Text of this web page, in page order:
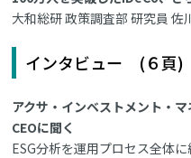
大和総研 政策調査部 研究員 佐
インタビュー (６頁)
アクサ・インベストメント・
CEOに聞く
ESG分析を運用プロセス全体